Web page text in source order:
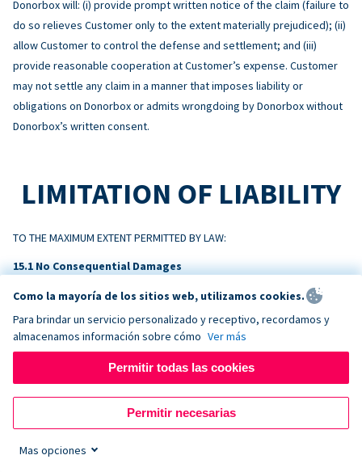
Donorbox will: (i) provide prompt written notice of the claim (failure to
do so relieves Customer only to the extent materially prejudiced); (ii)
allow Customer to control the defense and settlement; and (iii)
provide reasonable cooperation at Customer’s expense. Customer
may not settle any claim in a manner that imposes liability or
obligations on Donorbox or admits wrongdoing by Donorbox without
Donorbox’s written consent.
LIMITATION OF LIABILITY
TO THE MAXIMUM EXTENT PERMITTED BY LAW:
No Consequential Damages
CONSEQUENTIAL, SPECIAL, EXEMPLARY, OR PUNITIVE DAMAGES, OR
LOSS OF PROFITS, REVENUE, OR DATA, ARISING OUT OF OR RELATING
Liability Cap
DONORBOX’S TOTAL AGGREGATE LIABILITY ARISING OUT OF OR
CUSTOMER TO DONORBOX IN THE TWELVE (12) MONTHS PRECEDING
Como la mayoría de los sitios web, utilizamos cookies.
Para brindar un servicio personalizado y receptivo, recordamos y
almacenamos información sobre cómo Ver más
Permitir todas las cookies
Permitir necesarias
Mas opciones